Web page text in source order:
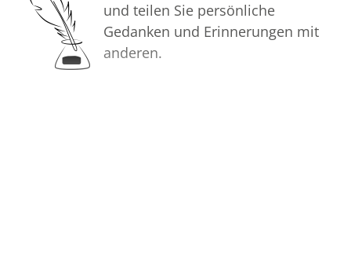
und teilen Sie persönliche
Gedanken und Erinnerungen mit
anderen.